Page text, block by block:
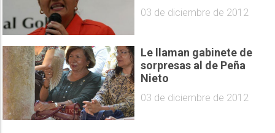
03 de diciembre de 2012
Le llaman gabinete de
sorpresas al de Peña
Nieto
03 de diciembre de 2012